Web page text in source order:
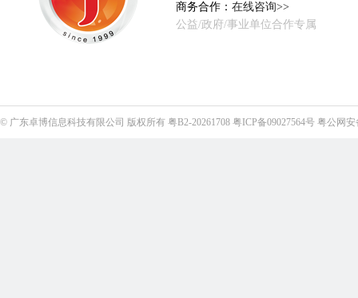
商务合作： 在线咨询>>
公益/政府/事业单位合作专属
© 广东卓博信息科技有限公司 版权所有 粤B2-20261708 粤ICP备09027564号 粤公网安